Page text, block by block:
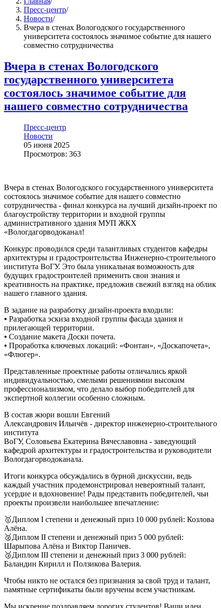
Пресс-центр/
Новости/
Вчера в стенах Вологодского государственного
университета состоялось значимое событие для нашего
совместно сотрудничества
Вчера в стенах Вологодского
государственного университета
состоялось значимое событие для
нашего совместно сотрудничества
Пресс-центр
Новости
05 июня 2025
Просмотров: 363
Вчера в стенах Вологодского государственного университета
состоялось значимое событие для нашего совместно
сотрудничества - финал конкурса на лучший дизайн-проект по
благоустройству территории и входной группы
административного здания МУП ЖКХ
«Вологдагорводоканал!
Конкурс проводился среди талантливых студентов кафедры
архитектуры и градостроительства Инженерно-строительного
института ВоГУ. Это была уникальная возможность для
будущих градостроителей применить свои знания и
креативность на практике, предложив свежий взгляд на облик
нашего главного здания.
В задание на разработку дизайн-проекта входили:
⦁ Разработка эскиза входной группы фасада здания и
прилегающей территории.
⦁ Создание макета Доски почета.
⦁ Проработка ключевых локаций: «Фонтан», «Доскапочета»,
«Флюгер».
Представленные проектные работы отличались яркой
индивидуальностью, смелыми решениямии высоким
профессионализмом, что делало выбор победителей для
экспертной коллегии особенно сложным.
В состав жюри вошли Евгений
Александрович Ильичёв - директор инженерно-строительного
института
ВоГУ, Соловьева Екатерина Вячеславовна - заведующий
кафедрой архитектуры и градостроительства и руководители
Вологдагорводоканала.
Итоги конкурса обсуждались в бурной дискуссии, ведь
каждый участник продемонстрировал невероятный талант,
усердие и вдохновение! Рады представить победителей, чьи
проекты произвели наибольшее впечатление:
🥇Диплом I степени и денежный приз 10 000 рублей: Козлова
Алёна.
🥈Диплом II степени и денежный приз 5 000 рублей:
Шарыпова Алёна и Виктор Паничев.
🥉Диплом III степени и денежный приз 3 000 рублей:
Баландин Кирилл и Ползикова Валерия.
Чтобы никто не остался без признания за свой труд и талант,
памятные сертификаты были вручены всем участникам.
Мы искренне поздравляем дорогих студентов! Ваши идеи